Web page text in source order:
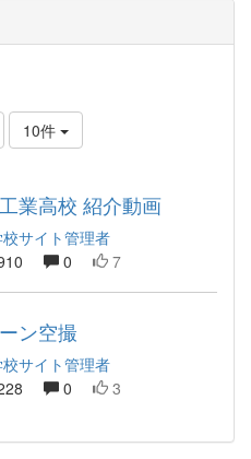
10件
業高校 紹介動画
サイト管理者
0 7
ン空撮
サイト管理者
0 3